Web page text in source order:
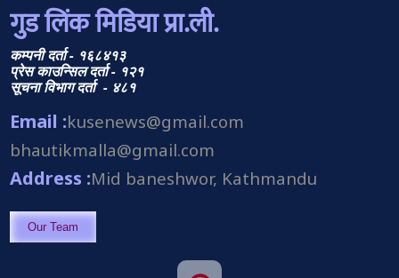
गुड लिंक मिडिया प्रा.ली.
कम्पनी दर्ता - १६८४१३
प्रेस काउन्सिल दर्ता - १२१
सूचना विभाग दर्ता - ४८१
Email :kusenews@gmail.com
bhautikmalla@gmail.com
Address :Mid baneshwor, Kathmandu
Our Team